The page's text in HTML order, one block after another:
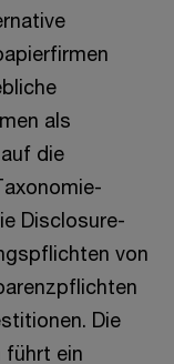
als
die
Disclosure-
von
Die
führt ein